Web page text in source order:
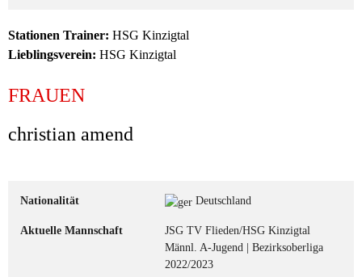
Stationen Trainer: HSG Kinzigtal
Lieblingsverein: HSG Kinzigtal
FRAUEN
christian amend
Nationalität Deutschland
Aktuelle Mannschaft
JSG TV Flieden/HSG Kinzigtal
Männl. A-Jugend | Bezirksoberliga
2022/2023